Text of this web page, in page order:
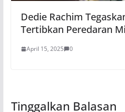
Dedie Rachim
Tertibkan Peredaran
April 15, 2025 0
Tinggalkan Balasan